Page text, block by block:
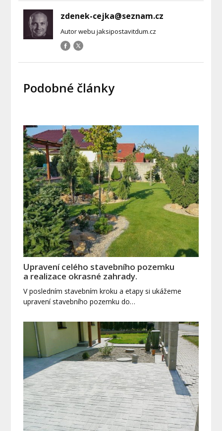
zdenek-cejka@seznam.cz
Autor webu jaksipostavitdum.cz
Podobné články
Upravení celého stavebního pozemku
a realizace okrasné zahrady.
V posledním stavebním kroku a etapy si ukážeme
upravení stavebního pozemku do…